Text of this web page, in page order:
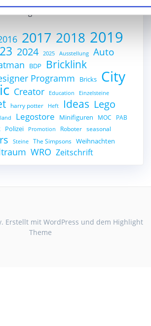
Schlagwortwolke
2017 2018 2019
2024 2025 Ausstellung Auto
BDP Bricklink
Programm Bricks City
Creator Education Einzelsteine
harry potter Heft Ideas Lego
Legostore Minifiguren MOC PAB
Polizei Promotion Roboter seasonal
Steine The Simpsons Weihnachten
WRO Zeitschrift
Erstellt mit WordPress und dem Highlight
Theme